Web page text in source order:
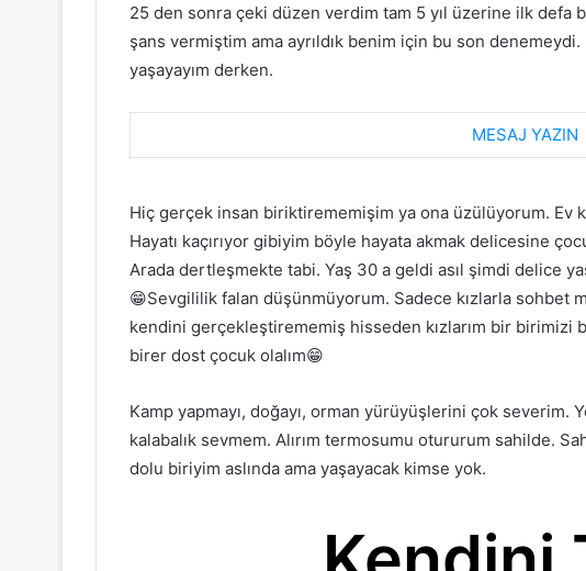
25 den sonra çeki düzen verdim tam 5 yıl üzerine ilk
şans vermiştim ama ayrıldık benim için bu son denemeydi.
yaşayayım derken.
MESAJ YAZIN
Hiç gerçek insan biriktirememişim ya ona üzülüyorum. Ev
Hayatı kaçırıyor gibiyim böyle hayata akmak delicesine
Arada dertleşmekte tabi. Yaş 30 a geldi asıl şimdi delice
😁Sevgililik falan düşünmüyorum. Sadece kızlarla sohbet
kendini gerçekleştirememiş hisseden kızlarım bir birimizi
birer dost çocuk olalım😁
Kamp yapmayı, doğayı, orman yürüyüşlerini çok
kalabalık sevmem. Alırım termosumu otururum sahilde.
dolu biriyim aslında ama yaşayacak kimse yok.